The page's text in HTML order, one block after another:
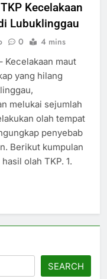
Kecelakaan
Lubuklinggau
0 4 mins
Kecelakaan maut
yang hilang
melukai sejumlah
olah tempat
penyebab
Berikut kumpulan
olah TKP. 1.
SEARCH